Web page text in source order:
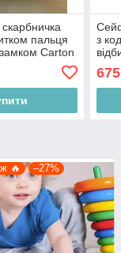
пальця
Carton
з
675
🔥 –27%